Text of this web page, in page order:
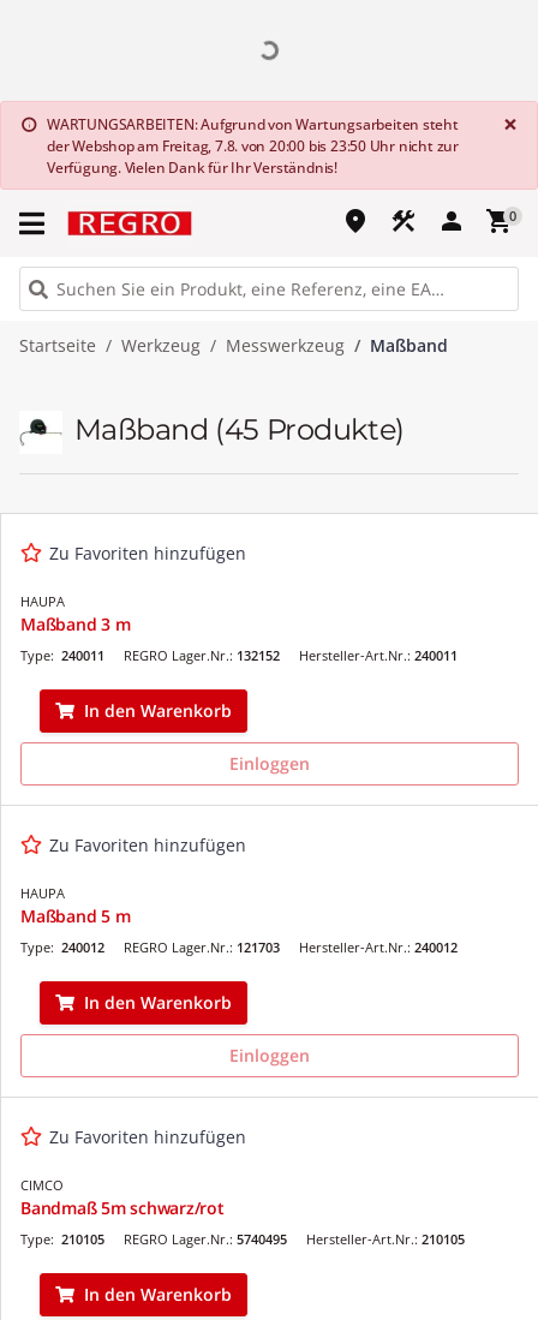
info WARTUNGSARBEITEN: Aufgrund von Wartungsarbeiten steht
der Webshop am Freitag, 7.8. von 20:00 bis 23:50 Uhr nicht zur
Verfügung. Vielen Dank für Ihr Verständnis!
×
place construction person shopping_cart0
Startseite Werkzeug Messwerkzeug Maßband
Maßband (45 Produkte)
Zu Favoriten hinzufügen
HAUPA
Maßband 3 m
REGRO Lager.Nr.: 132152
Type: 240011 Hersteller-Art.Nr.: 240011
In den Warenkorb
Einloggen
Zu Favoriten hinzufügen
HAUPA
Maßband 5 m
REGRO Lager.Nr.: 121703
Type: 240012 Hersteller-Art.Nr.: 240012
In den Warenkorb
Einloggen
Zu Favoriten hinzufügen
CIMCO
Bandmaß 5m schwarz/rot
REGRO Lager.Nr.: 5740495
Type: 210105 Hersteller-Art.Nr.: 210105
In den Warenkorb